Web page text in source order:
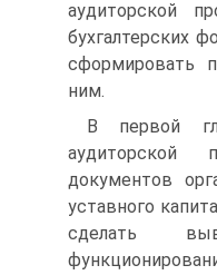
аудиторской
бухгалтерских
сформировать
ним.
В первой
аудиторской
документов
уставного
сделать